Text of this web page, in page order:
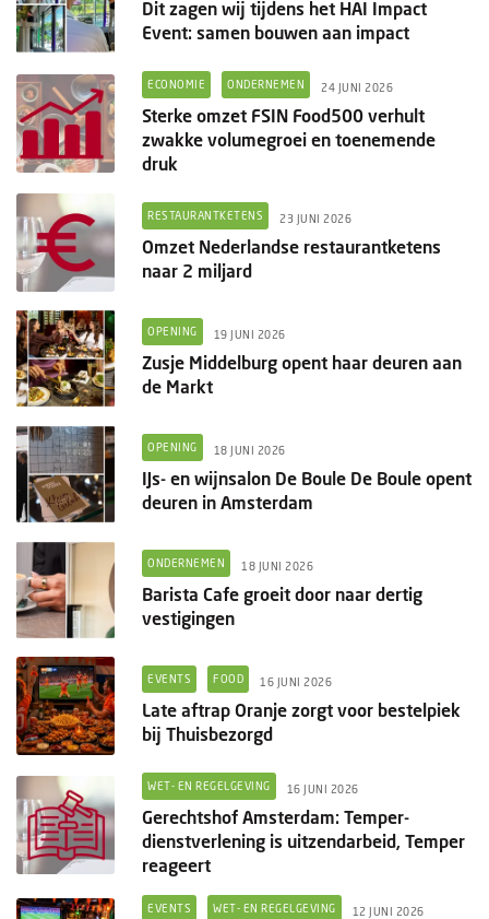
Dit zagen wij tijdens het HAI Impact
Event: samen bouwen aan impact
ECONOMIE ONDERNEMEN 24 JUNI 2026
Sterke omzet FSIN Food500 verhult
zwakke volumegroei en toenemende
druk
RESTAURANTKETENS 23 JUNI 2026
Omzet Nederlandse restaurantketens
naar 2 miljard
OPENING 19 JUNI 2026
Zusje Middelburg opent haar deuren aan
de Markt
OPENING 18 JUNI 2026
IJs- en wijnsalon De Boule De Boule opent
deuren in Amsterdam
ONDERNEMEN 18 JUNI 2026
Barista Cafe groeit door naar dertig
vestigingen
EVENTS FOOD 16 JUNI 2026
Late aftrap Oranje zorgt voor bestelpiek
bij Thuisbezorgd
WET- EN REGELGEVING 16 JUNI 2026
Gerechtshof Amsterdam: Temper-
dienstverlening is uitzendarbeid, Temper
reageert
EVENTS WET- EN REGELGEVING 12 JUNI 2026